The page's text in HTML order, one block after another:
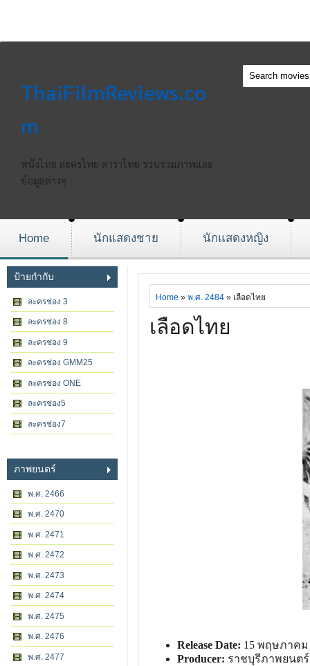
ThaiFilmReviews.co
m
หนังไทย ละครไทย ดาราไทย รวบรวมภาพและ
ข้อมูลต่างๆ
Home นักแสดงชาย นักแสดงหญิง
ป้ายกำกับ
ละครช่อง 3
ละครช่อง 8
ละครช่อง 9
ละครช่อง GMM25
ละครช่อง ONE
ละครช่อง5
ละครช่อง7
ภาพยนตร์
พ.ศ. 2466
พ.ศ. 2470
พ.ศ. 2471
พ.ศ. 2472
พ.ศ. 2473
พ.ศ. 2474
พ.ศ. 2475
พ.ศ. 2476
พ.ศ. 2477
Home » พ.ศ. 2484 » เลือดไทย
เลือดไทย
Release Date: 15 พฤษภาคม
Producer: ราชบุรีภาพยนตร์